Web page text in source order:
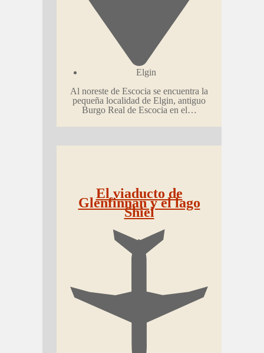
Elgin
Al noreste de Escocia se encuentra la
pequeña localidad de Elgin, antiguo
Burgo Real de Escocia en el…
El viaducto de
Glenfinnan y el lago
Shiel